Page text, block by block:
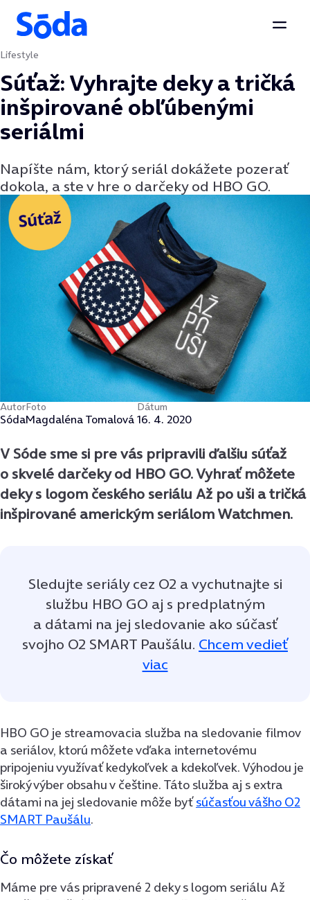
Preskočiť na obsah
Lifestyle
Súťaž: Vyhrajte deky a tričká
inšpirované obľúbenými
seriálmi
Napíšte nám, ktorý seriál dokážete pozerať
dokola, a ste v hre o darčeky od HBO GO.
Autor
Sóda
Foto
Magdaléna Tomalová
Dátum
16. 4. 2020
V Sóde sme si pre vás pripravili ďalšiu súťaž
o skvelé darčeky od HBO GO. Vyhrať môžete
deky s logom českého seriálu Až po uši a tričká
inšpirované americkým seriálom Watchmen.
Sledujte seriály cez O2 a vychutnajte si
službu HBO GO aj s predplatným
a dátami na jej sledovanie ako súčasť
svojho O2 SMART Paušálu. Chcem vedieť
viac
HBO GO je streamovacia služba na sledovanie filmov
a seriálov, ktorú môžete vďaka internetovému
pripojeniu využívať kedykoľvek a kdekoľvek. Výhodou je
široký výber obsahu v češtine. Táto služba aj s extra
dátami na jej sledovanie môže byťsúčasťou vášho O2
SMART Paušálu.
Čo môžete získať
Máme pre vás pripravené 2 deky s logom seriálu Až